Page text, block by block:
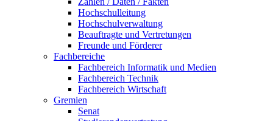
Hochschulleitung
Hochschulverwaltung
Beauftragte und Vertretungen
Freunde und Förderer
Fachbereiche
Fachbereich Informatik und Medien
Fachbereich Technik
Fachbereich Wirtschaft
Gremien
Senat